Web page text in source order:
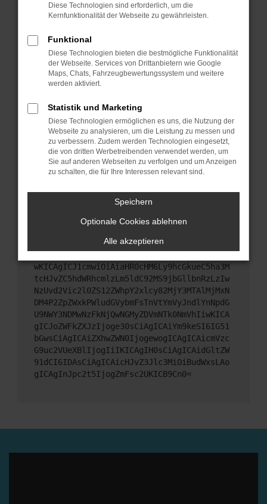
Funktioniert die Seite in einem anderen Browser
oder in einem privaten Fenster?
Das kann manchmal helfen, vorübergehende
Probleme zu beheben.
Stelle sicher, dass dein Browser und dein
Betriebssystem auf dem neuesten Stand sind.
Sicherheitsrisiko, sondern kann auch dazu führen,
dass bestimmte Funktionen nicht mehr
unterstützt werden.
Wende dich an den Webseitenbetreiber.
Wenn du alle oben genannten Schritte versucht
hast, kontaktiere uns bitte. Wir werden versuchen,
das Problem zu beheben. Du kannst uns diesen
Text schicken, um uns bei der Fehlersuche zu
unterstützen:
ewogICJuYW1lIjogIk5ldHdvcmtFcnJvciIsCiAgI
mNvbmZpZyI6IHsKICAgICJtZXRob2QiOiAiR0VUIi
wKICAgICJ1cmwiOiAiaHR0cHM6Ly9hcGkueC5ha3M
tcHJvZC5hdWRhcmlzLm5ldC92MS9jbGllbnRzLzIw
NzUvd2Vic2l0ZS12ZWhpY2xlcy82MjY3MTAlMjMxN
DM4P2ZpZWxkPWludGVybmFsTnVtYmVyJndlYnNpdG
U9NWY3NDMwNzFkNjQwNGMyZDVmNTk0NmVhIiwKICA
gICJoZWFkZXJzIjoge30sCiAgICAiYm9keSI6IG51
bGwsCiAgICAiZXhwZWN0IjogewogICAgICAicmVzc
G9uc2VUeXBlIjogIiIKICAgIH0sCiAgICAidGltZW
91dCI6IDAsCiAgICAicHJvZ3Jlc3MiOiBudWxsLAo
gICAgInJpc2t5IjogZmFsc2UKICB9Cn0=
Diese Technologien sind erforderlich, um die
Kernfunktionalität der Webseite zu gewährleisten.
Funktional
Diese Technologien bieten die bestmögliche Funktionalität
der Webseite. Services von Drittanbietern wie Google
Maps, Chats, Fahrzeugbewertungssystem und weitere
werden aktiviert.
Statistik und Marketing
Diese Technologien ermöglichen es uns, die Nutzung der
Webseite zu analysieren, um die Leistung zu messen und
zu verbessern. Zudem werden Technologien eingesetzt,
die von dritten Werbetreibenden verwendet werden, um
Sie auf anderen Webseiten zu verfolgen und um Anzeigen
zu schalten, die für Ihre Interessen relevant sind.
Speichern
Optionale Cookies ablehnen
Alle akzeptieren